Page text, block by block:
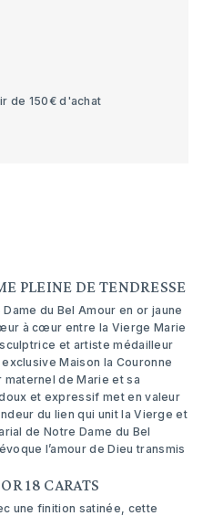
de 150€ d'achat
PLEINE DE TENDRESSE
du Bel Amour en or jaune
à cœur entre la Vierge Marie
et artiste médailleur
Maison la Couronne
maternel de Marie et sa
et expressif met en valeur
du lien qui unit la Vierge et
de Notre Dame du Bel
l’amour de Dieu transmis
18 CARATS
une finition satinée, cette